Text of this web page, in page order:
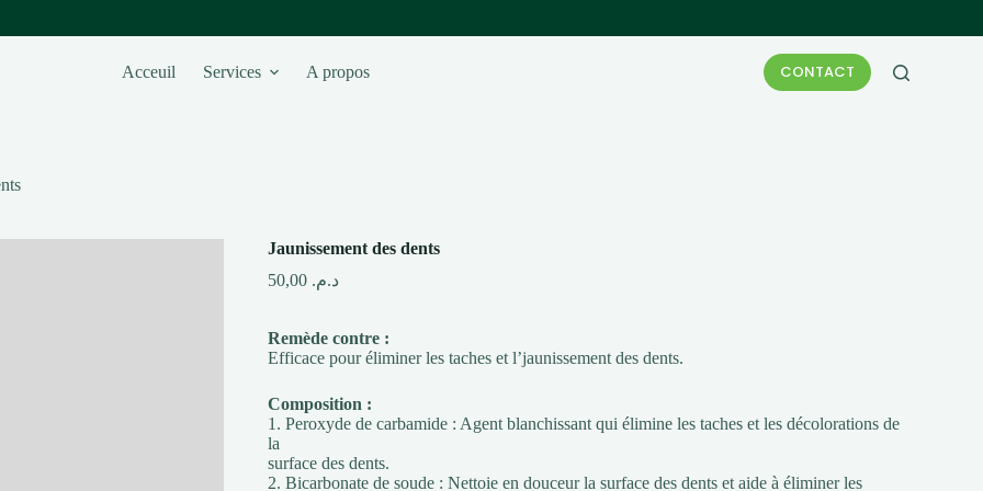
Acceuil Services A propos CONTACT
Jaunissement des dents
د.م.
Remède contre :
Efficace pour éliminer les taches et l’jaunissement des dents.
Composition :
1. Peroxyde de carbamide : Agent blanchissant qui élimine les taches et les décolorations de
la
surface des dents.
2. Bicarbonate de soude : Nettoie en douceur la surface des dents et aide à éliminer les